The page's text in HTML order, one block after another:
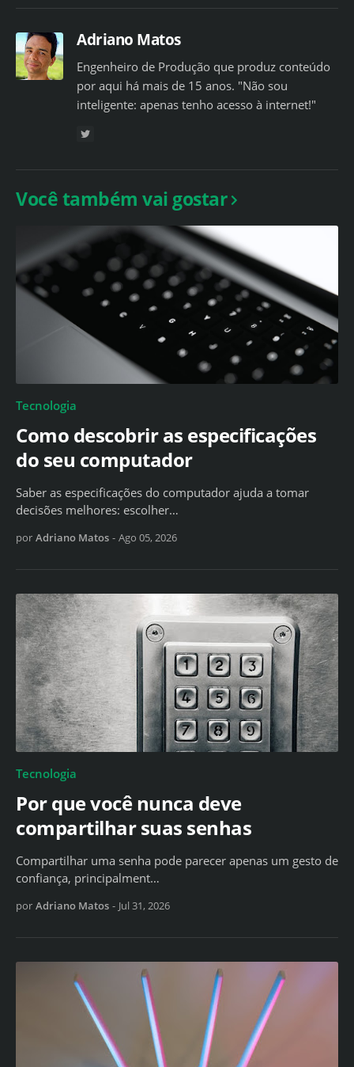
Adriano Matos
Engenheiro de Produção que produz conteúdo
por aqui há mais de 15 anos. "Não sou
inteligente: apenas tenho acesso à internet!"
Você também vai gostar
Tecnologia
Como descobrir as especificações
do seu computador
Saber as especificações do computador ajuda a tomar
decisões melhores: escolher…
por Adriano Matos - Ago 05, 2026
Tecnologia
Por que você nunca deve
compartilhar suas senhas
Compartilhar uma senha pode parecer apenas um gesto de
confiança, principalment…
por Adriano Matos - Jul 31, 2026